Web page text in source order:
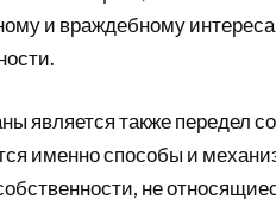
и враждебному
является также передел
именно способы и
не